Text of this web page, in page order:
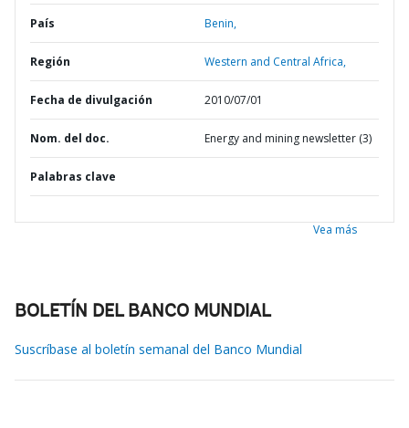
País Benin,
Región Western and Central Africa,
Fecha de divulgación 2010/07/01
Nom. del doc. Energy and mining newsletter (3)
Palabras clave
Vea más
BOLETÍN DEL BANCO MUNDIAL
Suscríbase al boletín semanal del Banco Mundial